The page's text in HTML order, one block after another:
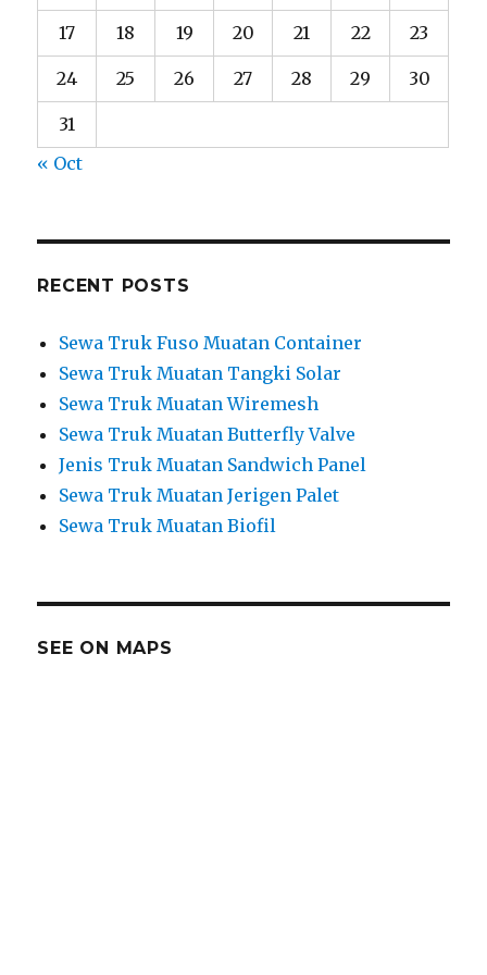
17 18 19 20 21 22 23
24 25 26 27 28 29 30
31
« Oct
RECENT POSTS
Sewa Truk Fuso Muatan Container
Sewa Truk Muatan Tangki Solar
Sewa Truk Muatan Wiremesh
Sewa Truk Muatan Butterfly Valve
Jenis Truk Muatan Sandwich Panel
Sewa Truk Muatan Jerigen Palet
Sewa Truk Muatan Biofil
SEE ON MAPS